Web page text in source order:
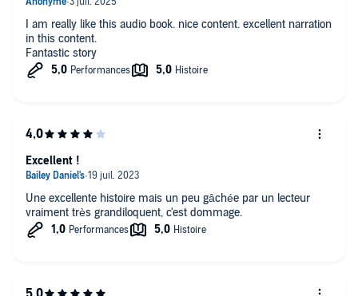
I am really like this audio book. nice content. excellent narration
in this content.
Fantastic story
Une excellente histoire mais un peu gâchée par un lecteur
vraiment très grandiloquent, c'est dommage.
Excellent !